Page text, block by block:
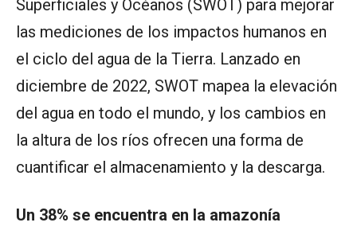
Superficiales y Océanos (SWOT) para mejorar
las mediciones de los impactos humanos en
el ciclo del agua de la Tierra. Lanzado en
diciembre de 2022, SWOT mapea la elevación
del agua en todo el mundo, y los cambios en
la altura de los ríos ofrecen una forma de
cuantificar el almacenamiento y la descarga.
Un 38% se encuentra en la amazonía